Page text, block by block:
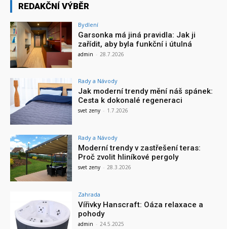
REDAKČNÍ VÝBĚR
Bydlení
Garsonka má jiná pravidla: Jak ji
zařídit, aby byla funkční i útulná
admin - 28.7.2026
Rady a Návody
Jak moderní trendy mění náš spánek:
Cesta k dokonalé regeneraci
svet zeny - 1.7.2026
Rady a Návody
Moderní trendy v zastřešení teras:
Proč zvolit hliníkové pergoly
svet zeny - 28.3.2026
Zahrada
Vířivky Hanscraft: Oáza relaxace a
pohody
admin - 24.5.2025